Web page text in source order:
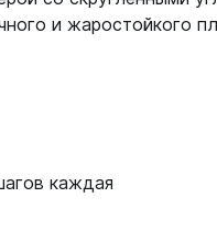
и жаростойкого
каждая